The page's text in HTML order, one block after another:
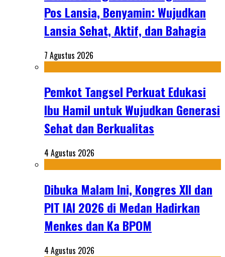
Pos Lansia, Benyamin: Wujudkan
Lansia Sehat, Aktif, dan Bahagia
7 Agustus 2026
Pemkot Tangsel Perkuat Edukasi
Ibu Hamil untuk Wujudkan Generasi
Sehat dan Berkualitas
4 Agustus 2026
Dibuka Malam Ini, Kongres XII dan
PIT IAI 2026 di Medan Hadirkan
Menkes dan Ka BPOM
4 Agustus 2026